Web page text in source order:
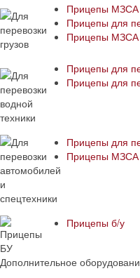
Прицепы МЗСА
Прицепы для
Прицепы МЗСА
Прицепы для
Прицепы для
Прицепы для
Прицепы МЗСА
Прицепы б/у
Дополнительное